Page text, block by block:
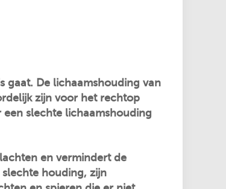
gaat. De lichaamshouding van
zijn voor het rechtop
slechte lichaamshouding
en vermindert de
houding, zijn